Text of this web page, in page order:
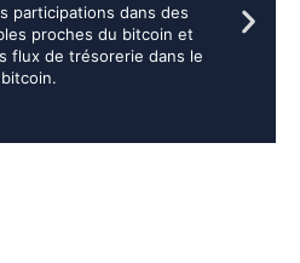
participations dans des
proches du bitcoin et
flux de trésorerie dans le
bitcoin.